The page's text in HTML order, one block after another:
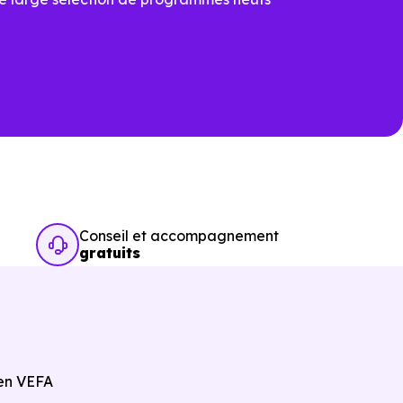
profil réel.
Conseil et accompagnement
gratuits
VEFA